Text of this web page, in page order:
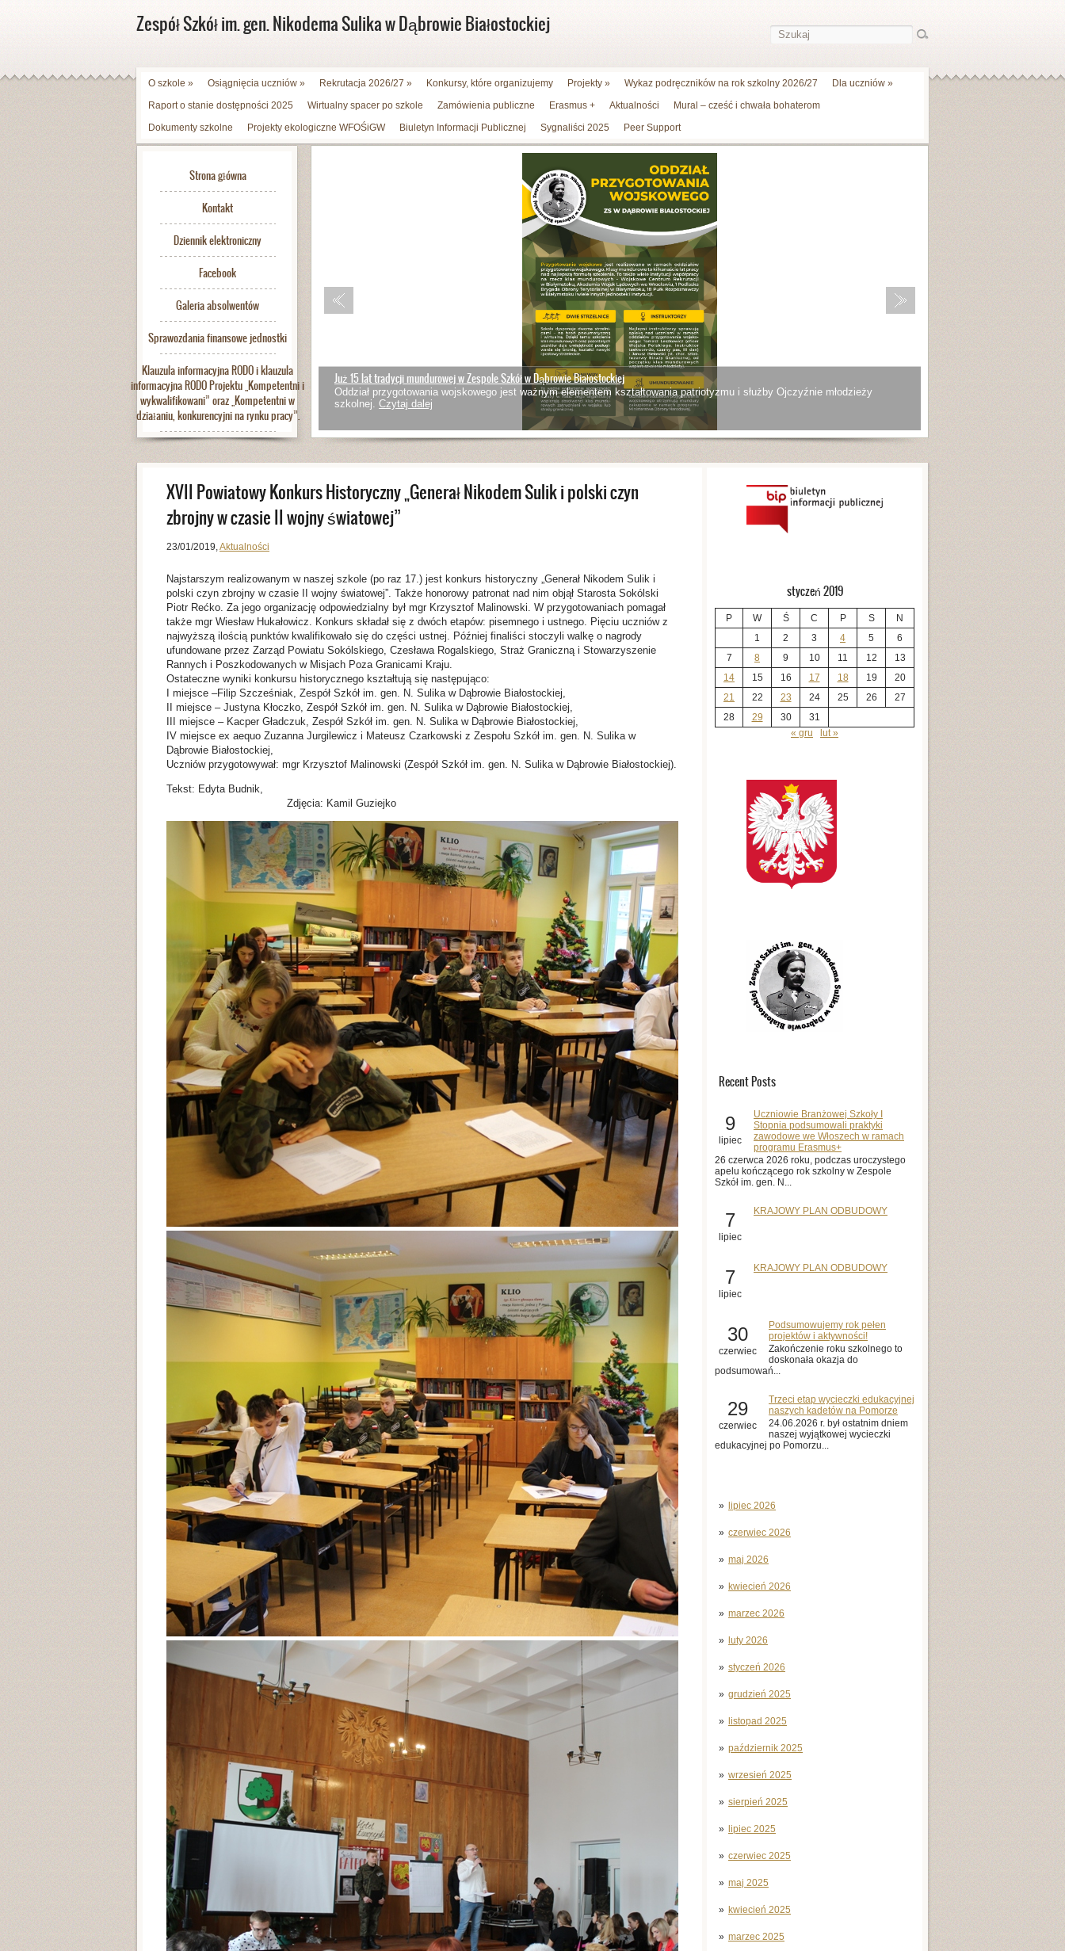
Zespół Szkół im. gen. Nikodema Sulika w Dąbrowie Białostockiej
O szkole » Osiągnięcia uczniów » Rekrutacja 2026/27 » Konkursy, które organizujemy Projekty » Wykaz podręczników na rok szkolny 2026/27 Dla uczniów »
Raport o stanie dostępności 2025
Wirtualny spacer po szkole Zamówienia publiczne Erasmus + Aktualności
Mural – cześć i chwała bohaterom
Dokumenty szkolne
Projekty ekologiczne WFOŚiGW Biuletyn Informacji Publicznej Sygnaliści 2025 Peer Support
Strona główna
Kontakt
Dziennik elektroniczny
Facebook
Galeria absolwentów
Sprawozdania finansowe jednostki
Klauzula informacyjna RODO i klauzula
informacyjna RODO Projektu „Kompetentni i
wykwalifikowani” oraz „Kompetentni w
działaniu, konkurencyjni na rynku pracy”.
Już 15 lat tradycji mundurowej w Zespole Szkół w Dąbrowie Białostockiej
Oddział przygotowania wojskowego jest ważnym elementem kształtowania patriotyzmu i służby Ojczyźnie młodzieży
szkolnej. Czytaj dalej
styczeń 2019
P W Ś C P S
N
1
2 3 4 5
6
7
8 9 10 11 12
13
14
15 16 17 18 19
20
21
22 23 24 25 26
27
28
29 30
31
« gru
lut »
Recent Posts
9
lipiec
Uczniowie Branżowej Szkoły I
Stopnia podsumowali praktyki
zawodowe we Włoszech w ramach
programu Erasmus+
26 czerwca 2026 roku, podczas uroczystego
apelu kończącego rok szkolny w Zespole
Szkół im. gen. N...
7
lipiec
KRAJOWY PLAN ODBUDOWY
7
lipiec
KRAJOWY PLAN ODBUDOWY
30
czerwiec
Podsumowujemy rok pełen
projektów i aktywności!
Zakończenie roku szkolnego to
doskonała okazja do
podsumowań...
29
czerwiec
Trzeci etap wycieczki edukacyjnej
naszych kadetów na Pomorze
24.06.2026 r. był ostatnim dniem
naszej wyjątkowej wycieczki
edukacyjnej po Pomorzu...
lipiec 2026
czerwiec 2026
maj 2026
kwiecień 2026
marzec 2026
luty 2026
styczeń 2026
grudzień 2025
listopad 2025
październik 2025
wrzesień 2025
sierpień 2025
lipiec 2025
czerwiec 2025
maj 2025
kwiecień 2025
marzec 2025
XVII Powiatowy Konkurs Historyczny „Generał Nikodem Sulik i polski czyn
zbrojny w czasie II wojny światowej”
23/01/2019,Aktualności
Najstarszym realizowanym w naszej szkole (po raz 17.) jest konkurs historyczny „Generał Nikodem Sulik i
polski czyn zbrojny w czasie II wojny światowej”. Także honorowy patronat nad nim objął Starosta Sokólski
Piotr Rećko. Za jego organizację odpowiedzialny był mgr Krzysztof Malinowski. W przygotowaniach pomagał
także mgr Wiesław Hukałowicz. Konkurs składał się z dwóch etapów: pisemnego i ustnego. Pięciu uczniów z
najwyższą ilością punktów kwalifikowało się do części ustnej. Później finaliści stoczyli walkę o nagrody
ufundowane przez Zarząd Powiatu Sokólskiego, Czesława Rogalskiego, Straż Graniczną i Stowarzyszenie
Rannych i Poszkodowanych w Misjach Poza Granicami Kraju.
Ostateczne wyniki konkursu historycznego kształtują się następująco:
I miejsce –Filip Szcześniak, Zespół Szkół im. gen. N. Sulika w Dąbrowie Białostockiej,
II miejsce – Justyna Kłoczko, Zespół Szkół im. gen. N. Sulika w Dąbrowie Białostockiej,
III miejsce – Kacper Gładczuk, Zespół Szkół im. gen. N. Sulika w Dąbrowie Białostockiej,
IV miejsce ex aequo Zuzanna Jurgilewicz i Mateusz Czarkowski z Zespołu Szkół im. gen. N. Sulika w
Dąbrowie Białostockiej,
Uczniów przygotowywał: mgr Krzysztof Malinowski (Zespół Szkół im. gen. N. Sulika w Dąbrowie Białostockiej).
Tekst: Edyta Budnik,
Zdjęcia: Kamil Guziejko